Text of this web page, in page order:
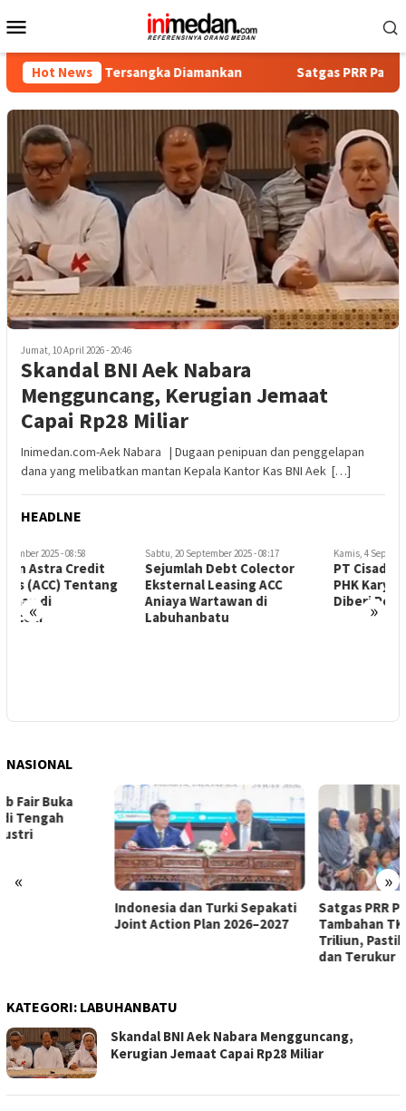
ke
Mobile
Hot News
Tersangka Diamankan Satgas PRR Pacu Realisasi
Jumat, 10 April 2026 - 20:46
Skandal BNI Aek Nabara
Mengguncang, Kerugian Jemaat
Capai Rp28 Miliar
Inimedan.com-Aek Nabara | Dugaan penipuan dan penggelapan
dana yang melibatkan mantan Kepala Kantor Kas BNI Aek […]
HEADLNE
« »
Sabtu, 20 September 2025 - 08:17
Sejumlah Debt Colector
Eksternal Leasing ACC
Aniaya Wartawan di
Labuhanbatu
Kamis, 4 September 2025 - 12:04
PT Cisadane Sawit Raya
PHK Karyawan, Bonus Tidak
Diberi Pesangon Dipersulit
NASIONAL
« »
Indonesia dan Turki Sepakati
Joint Action Plan 2026–2027
Satgas PRR Pacu Realisasi
Tambahan TKD Aceh Rp1,65
Triliun, Pastikan Transparan
KATEGORI: LABUHANBATU
Skandal BNI Aek Nabara Mengguncang,
Kerugian Jemaat Capai Rp28 Miliar